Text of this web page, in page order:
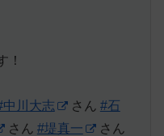
！
中川大志 さん #石
さん #堤真一
さん